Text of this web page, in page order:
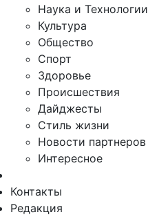
Наука и Технологии
Культура
Общество
Спорт
Здоровье
Происшествия
Дайджесты
Стиль жизни
Новости партнеров
Интересное
Контакты
Редакция